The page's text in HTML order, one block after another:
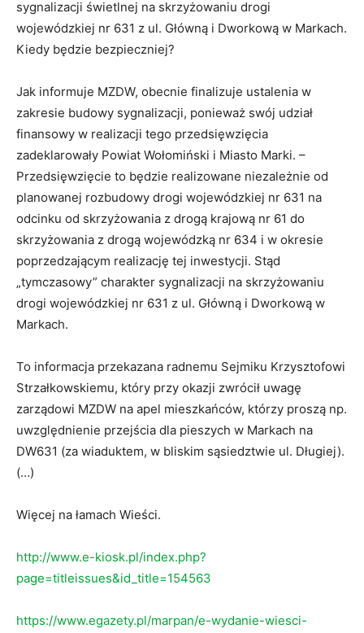
sygnalizacji świetlnej na skrzyżowaniu drogi
wojewódzkiej nr 631 z ul. Główną i Dworkową w Markach.
Kiedy będzie bezpieczniej?
Jak informuje MZDW, obecnie finalizuje ustalenia w
zakresie budowy sygnalizacji, ponieważ swój udział
finansowy w realizacji tego przedsięwzięcia
zadeklarowały Powiat Wołomiński i Miasto Marki. –
Przedsięwzięcie to będzie realizowane niezależnie od
planowanej rozbudowy drogi wojewódzkiej nr 631 na
odcinku od skrzyżowania z drogą krajową nr 61 do
skrzyżowania z drogą wojewódzką nr 634 i w okresie
poprzedzającym realizację tej inwestycji. Stąd
„tymczasowy” charakter sygnalizacji na skrzyżowaniu
drogi wojewódzkiej nr 631 z ul. Główną i Dworkową w
Markach.
To informacja przekazana radnemu Sejmiku Krzysztofowi
Strzałkowskiemu, który przy okazji zwrócił uwagę
zarządowi MZDW na apel mieszkańców, którzy proszą np.
uwzględnienie przejścia dla pieszych w Markach na
DW631 (za wiaduktem, w bliskim sąsiedztwie ul. Długiej).
(…)
Więcej na łamach Wieści.
http://www.e-kiosk.pl/index.php?
page=titleissues&id_title=154563
https://www.egazety.pl/marpan/e-wydanie-wiesci-